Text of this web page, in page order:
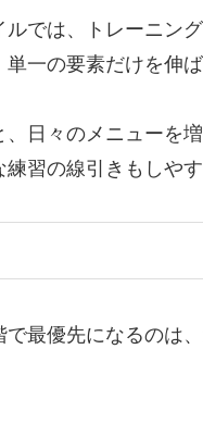
では、トレーニン
一の要素だけを伸
日々のメニューを
習の線引きもしやす
最優先になるのは